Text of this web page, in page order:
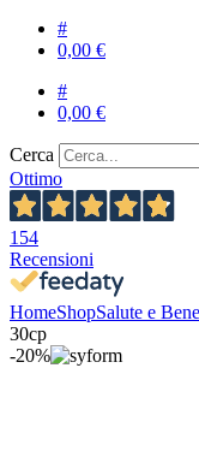
#
0,00 €
#
0,00 €
Cerca
Ottimo
154
Recensioni
HomeShopSalute e
30cp
-20%